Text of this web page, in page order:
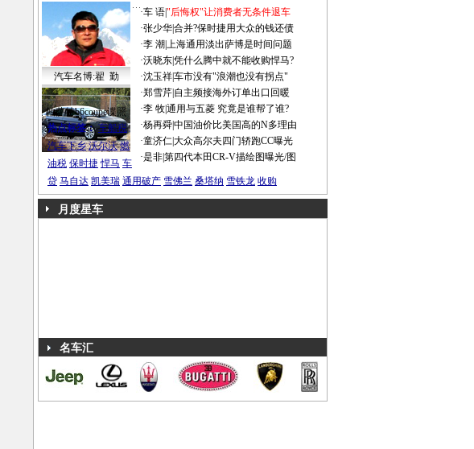
汽车名博:翟 勤
帕萨特b6coupe谍照
·车 语|"后悔权"让消费者无条件退车
·张少华|合并?保时捷用大众的钱还债
·李 潮 上海通用淡出萨博是时间问题
·沃晓东|凭什么腾中就不能收购悍马?
·沈玉祥|车市没有"浪潮也没有拐点"
·郑雪芹| 自主频接海外订单出口回暖
·李 牧|通用与五菱 究竟是谁帮了谁?
·杨再舜|中国油价比美国高的N多理由
·童济仁|大众高尔夫四门轿跑CC曝光
·是非|第四代本田CR-V描绘图曝光/图
热点标签： 车船税
汽车下乡 沃尔沃 燃
油税 保时捷 悍马 车
贷 马自达 凯美瑞 通用破产 雪佛兰 桑塔纳 雪铁龙 收购
月度星车
名车汇